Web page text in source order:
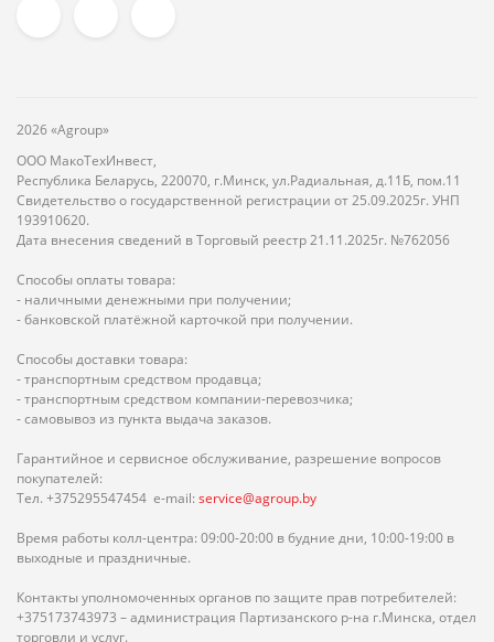
2026 «Agroup»
ООО МакоТехИнвест,
Республика Беларусь, 220070, г.Минск, ул.Радиальная, д.11Б, пом.11
Свидетельство о государственной регистрации от 25.09.2025г. УНП
193910620.
Дата внесения сведений в Торговый реестр 21.11.2025г. №762056
Способы оплаты товара:
- наличными денежными при получении;
- банковской платёжной карточкой при получении.
Способы доставки товара:
- транспортным средством продавца;
- транспортным средством компании-перевозчика;
- самовывоз из пункта выдача заказов.
Гарантийное и сервисное обслуживание, разрешение вопросов
покупателей:
Тел. +375295547454 e-mail: service@agroup.by
Время работы колл-центра: 09:00-20:00 в будние дни, 10:00-19:00 в
выходные и праздничные.
Контакты уполномоченных органов по защите прав потребителей:
+375173743973 – администрация Партизанского р-на г.Минска, отдел
торговли и услуг.